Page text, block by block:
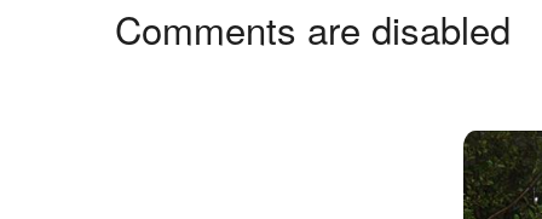
Comments are disabled